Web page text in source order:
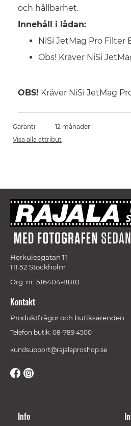
och hållbarhet.
Innehåll i lådan:
NiSi JetMag Pro Filter
Obs! Kräver NiSi
OBS! Kräver NiSi JetMag
Garanti
12 månader
Visa alla attribut
Herkulesgatan 11
111 52 Stockholm
Org. nr: 516404-8810
Kontakt
Produktfrågor och butiksärenden
Telefon butik: 08-789 4500
kundsupport@rajalaproshop.se
Info